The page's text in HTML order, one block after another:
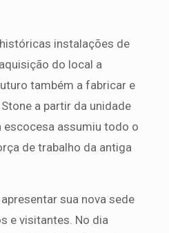
instalações de
do local a
também a fabricar e
a partir da unidade
escocesa assumiu todo o
de trabalho da antiga
sua nova sede
e visitantes. No dia